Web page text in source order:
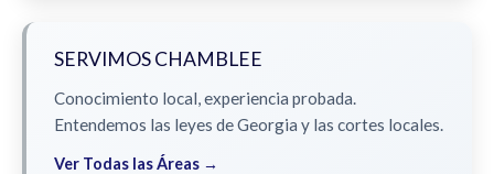
SERVIMOS CHAMBLEE
Conocimiento local, experiencia probada.
Entendemos las leyes de Georgia y las cortes locales.
Ver Todas las Áreas →